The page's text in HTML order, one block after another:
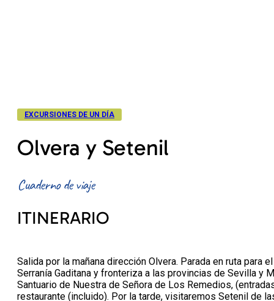
EXCURSIONES DE UN DÍA
Olvera y Setenil
Cuaderno de viaje
ITINERARIO
Salida por la mañana dirección Olvera. Parada en ruta para
Serranía Gaditana y fronteriza a las provincias de Sevilla y
Santuario de Nuestra de Señora de Los Remedios,
restaurante (incluido). Por la tarde, visitaremos Setenil de